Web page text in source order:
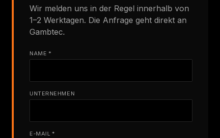
Wir melden uns in der Regel innerhalb von
1–2 Werktagen. Die Anfrage geht direkt an
Gambtec.
NAME *
UNTERNEHMEN
E-MAIL *